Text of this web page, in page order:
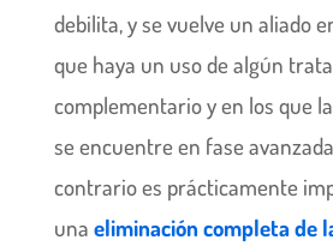
debilita, y se vuelve un aliado
que haya un uso de algún
complementario y en los que
se encuentre en fase
contrario es prácticamente
una eliminación completa de